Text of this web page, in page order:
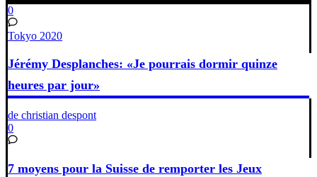
0
Tokyo 2020
Jérémy Desplanches: «Je pourrais dormir quinze
heures par jour»
de christian despont
0
7 moyens pour la Suisse de remporter les Jeux